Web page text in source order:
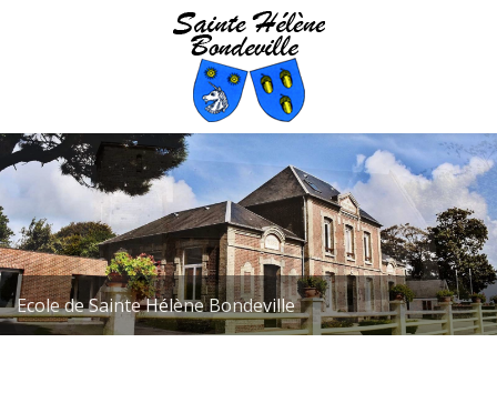
En poursuivant votre
navigation sur ce site, vous
acceptez notre politique de
confidentialité.
Accepter
En savoir plus
Loading...
Ecole de Sainte Hélène Bondeville